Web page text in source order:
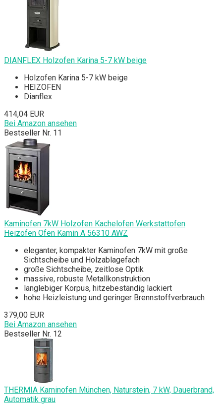
DIANFLEX Holzofen Karina 5-7 kW beige
Holzofen Karina 5-7 kW beige
HEIZOFEN
Dianflex
414,04 EUR
Bei Amazon ansehen
Bestseller Nr. 11
Kaminofen 7kW Holzofen Kachelofen Werkstattofen
Heizofen Ofen Kamin A 56310 AWZ
eleganter, kompakter Kaminofen 7kW mit große
Sichtscheibe und Holzablagefach
große Sichtscheibe, zeitlose Optik
massive, robuste Metallkonstruktion
langlebiger Korpus, hitzebeständig lackiert
hohe Heizleistung und geringer Brennstoffverbrauch
379,00 EUR
Bei Amazon ansehen
Bestseller Nr. 12
THERMIA Kaminofen München, Naturstein, 7 kW, Dauerbrand,
Automatik grau